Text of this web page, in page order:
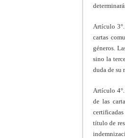
Artículo
cartas
géneros.
sino la
duda de su
Artículo
de las
título de